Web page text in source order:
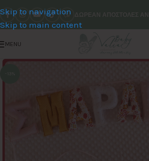
Skip to navigation
Skip to main content
MENU